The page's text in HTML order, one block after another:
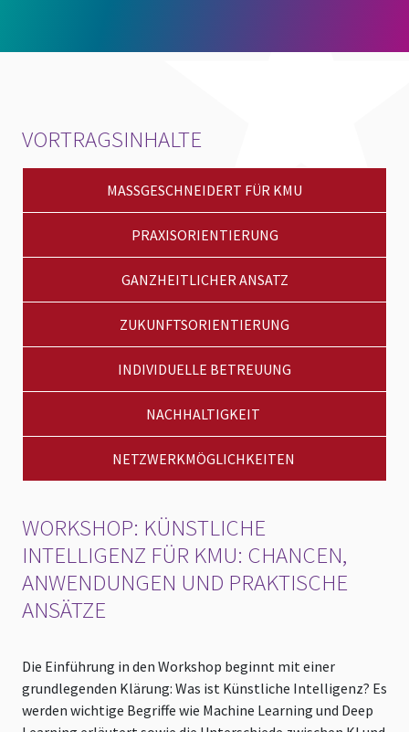
VORTRAGSINHALTE
MASSGESCHNEIDERT FÜR KMU
PRAXISORIENTIERUNG
GANZHEITLICHER ANSATZ
ZUKUNFTSORIENTIERUNG
INDIVIDUELLE BETREUUNG
NACHHALTIGKEIT
NETZWERKMÖGLICHKEITEN
WORKSHOP: KÜNSTLICHE
INTELLIGENZ FÜR KMU: CHANCEN,
ANWENDUNGEN UND PRAKTISCHE
ANSÄTZE
Die Einführung in den Workshop beginnt mit einer
grundlegenden Klärung: Was ist Künstliche Intelligenz? Es
werden wichtige Begriffe wie Machine Learning und Deep